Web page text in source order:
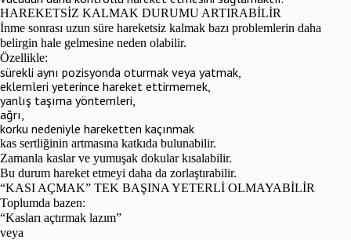
HAREKETSİZ KALMAK DURUMU ARTIRABİLİR
İnme sonrası uzun süre hareketsiz kalmak bazı problemlerin daha
belirgin hale gelmesine neden olabilir.
Özellikle:
sürekli aynı pozisyonda oturmak veya yatmak,
eklemleri yeterince hareket ettirmemek,
yanlış taşıma yöntemleri,
ağrı,
korku nedeniyle hareketten kaçınmak
kas sertliğinin artmasına katkıda bulunabilir.
Zamanla kaslar ve yumuşak dokular kısalabilir.
Bu durum hareket etmeyi daha da zorlaştırabilir.
“KASI AÇMAK” TEK BAŞINA YETERLİ OLMAYABİLİR
Toplumda bazen:
“Kasları açtırmak lazım”
veya